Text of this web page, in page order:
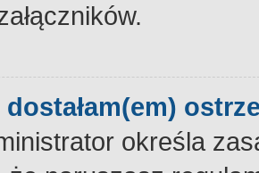
określa